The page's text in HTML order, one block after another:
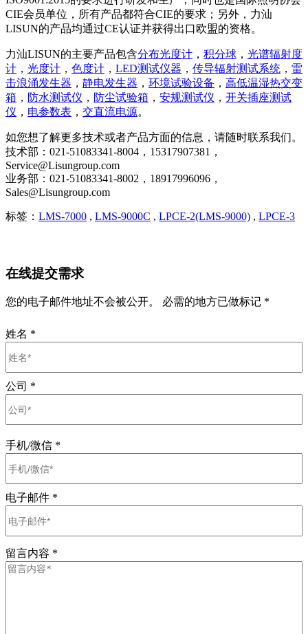
CIE会员单位，所有产品都符合CIE的要求；另外，力汕
LISUN的产品均通过CE认证并获得出口欧盟的资格。
力汕LISUN的主要产品包含分布光度计 ， 积分球 ， 光谱辐射度
计 ， 光度计 ， 色度计 ， LED测试仪器 ， 传导辐射测试系统 ， 雷
击浪涌发生器 ， 静电发生器 ， 环境试验设备 ， 高低温湿热交变
箱 ， 防水测试仪 ， 防尘试验箱 ， 安规测试仪 ， 开关插座测试
仪 ， 电参数表 ， 交直流电源。
如您想了解更多技术或者产品方面的信息，请随时联系我们。
技术部：021-51083341-8004，15317907381，
Service@Lisungroup.com
业务部：021-51083341-8002，18917996096，
Sales@Lisungroup.com
标签： LMS-7000 , LMS-9000C , LPCE-2(LMS-9000) , LPCE-3
在线提交需求
您的电子邮件地址不会被公开。 必需的地方已做标记 *
姓名 *
公司 *
手机/微信 *
电子邮件 *
留言内容 *